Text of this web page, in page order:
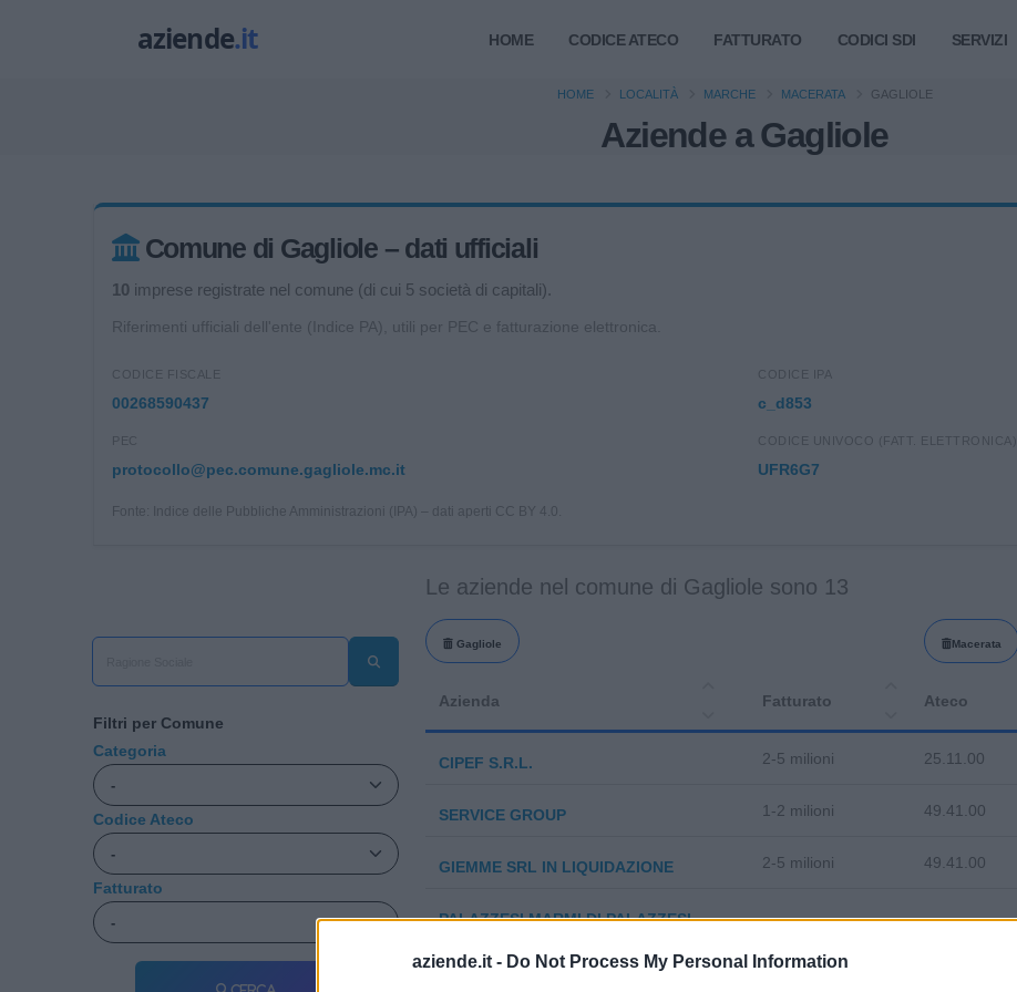
aziende.it - Do Not Process My Personal Information
HOME CODICE ATECO FATTURATO CODICI SDI SERVIZI
Aziende a Gagliole
HOME LOCALITÀ MARCHE MACERATA GAGLIOLE
Comune di Gagliole – dati ufficiali
10 imprese registrate nel comune (di cui 5 società di capitali).
Riferimenti ufficiali dell'ente (Indice PA), utili per PEC e fatturazione elettronica.
CODICE FISCALE
00268590437
CODICE IPA
c_d853
PEC
protocollo@pec.comune.gagliole.mc.it
CODICE UNIVOCO (FATT. ELETTRONICA)
UFR6G7
Fonte: Indice delle Pubbliche Amministrazioni (IPA) – dati aperti CC BY 4.0.
Filtri per Comune
Categoria
Codice Ateco
Fatturato
Cerca
Le aziende nel comune di Gagliole sono 13
Gagliole Macerata
Azienda Fatturato Ateco
CIPEF S.R.L. 2-5 milioni 25.11.00
SERVICE GROUP 1-2 milioni 49.41.00
GIEMME SRL IN LIQUIDAZIONE 2-5 milioni 49.41.00
PALAZZESI MARMI DI PALAZZESI
23.70.10